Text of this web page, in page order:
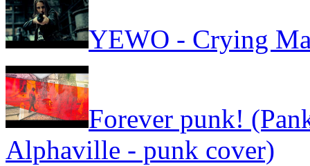
YEWO - Crying
Forever punk!
Alphaville - punk cover)